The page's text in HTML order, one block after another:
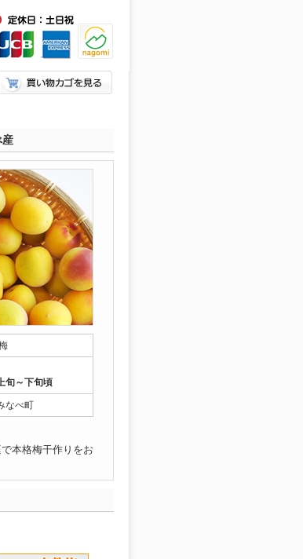
旬～下旬頃
なべ町
本格梅干作りをお